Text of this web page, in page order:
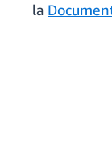
la